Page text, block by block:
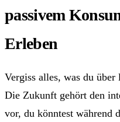
passivem
Erleben
Vergiss alles, was du
Die Zukunft gehört den
vor, du könntest während